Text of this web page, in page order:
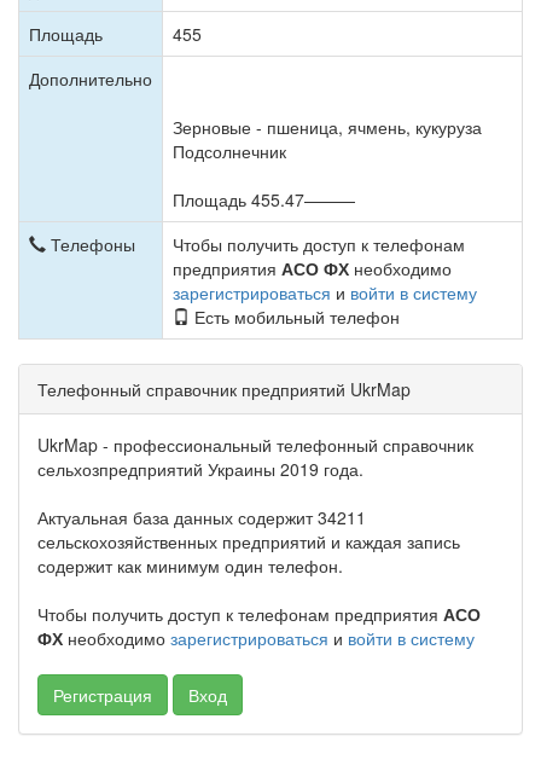
Площадь
455
Дополнительно
Зерновые - пшеница, ячмень, кукуруза
Подсолнечник
Площадь 455.47———
Телефоны
Чтобы получить доступ к телефонам
предприятия АСО ФХ необходимо
зарегистрироваться и войти в систему
Есть мобильный телефон
Телефонный справочник предприятий UkrMap
UkrMap - профессиональный телефонный справочник
сельхозпредприятий Украины 2019 года.
Актуальная база данных содержит 34211
сельскохозяйственных предприятий и каждая запись
содержит как минимум один телефон.
Чтобы получить доступ к телефонам предприятия АСО
ФХ необходимо зарегистрироваться и войти в систему
Регистрация Вход